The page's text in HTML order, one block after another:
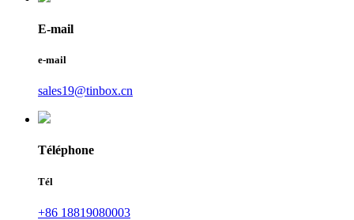
E-mail
e-mail
sales19@tinbox.cn
Téléphone
Tél
+86 18819080003